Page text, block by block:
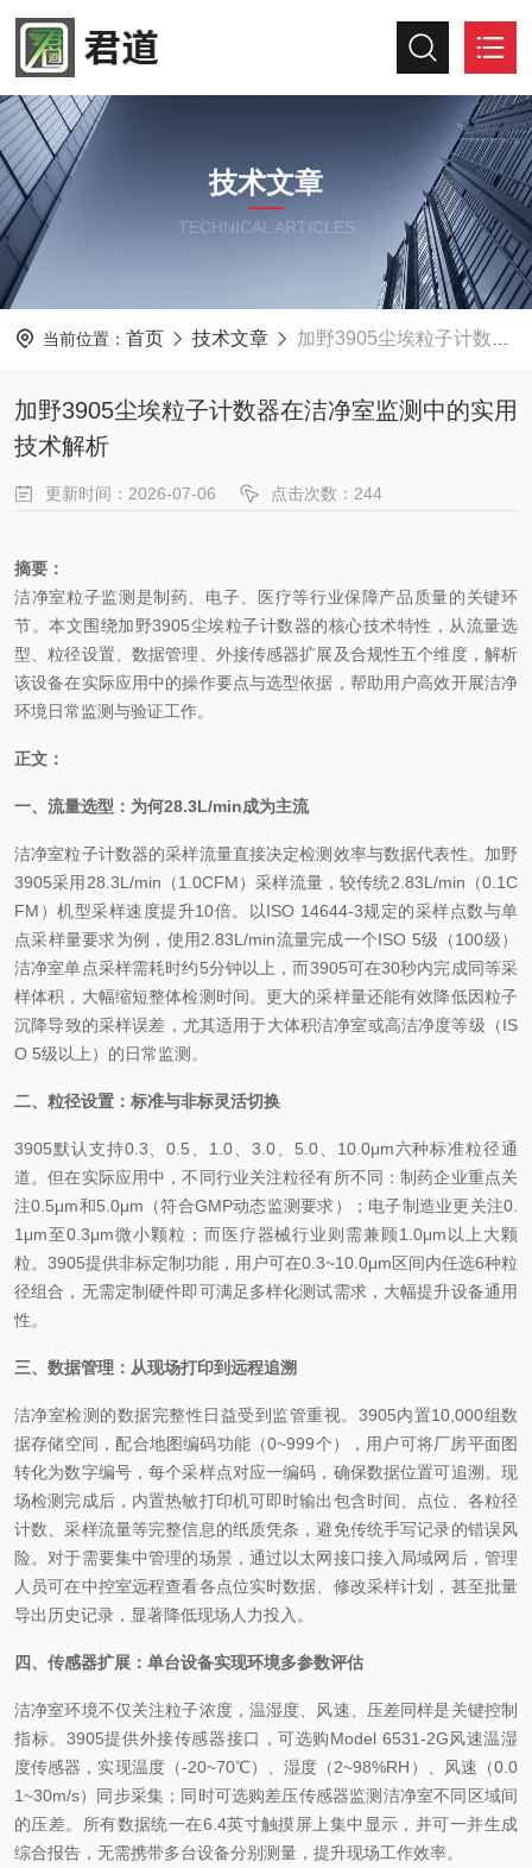
技术文章
TECHNICAL ARTICLES
当前位置： 首页 技术文章 加野3905尘埃粒子计数器在洁净室监测中的实用技术解析
加野3905尘埃粒子计数器在洁净室监测中的实用
技术解析
更新时间：2026-07-06 点击次数：244
摘要：
洁净室粒子监测是制药、电子、医疗等行业保障产品质量的关键环
节。本文围绕加野3905尘埃粒子计数器的核心技术特性，从流量选
型、粒径设置、数据管理、外接传感器扩展及合规性五个维度，解析
该设备在实际应用中的操作要点与选型依据，帮助用户高效开展洁净
环境日常监测与验证工作。
正文：
一、流量选型：为何28.3L/min成为主流
洁净室粒子计数器的采样流量直接决定检测效率与数据代表性。加野
3905采用28.3L/min（1.0CFM）采样流量，较传统2.83L/min（0.1C
FM）机型采样速度提升10倍。以ISO 14644-3规定的采样点数与单
点采样量要求为例，使用2.83L/min流量完成一个ISO 5级（100级）
洁净室单点采样需耗时约5分钟以上，而3905可在30秒内完成同等采
样体积，大幅缩短整体检测时间。更大的采样量还能有效降低因粒子
沉降导致的采样误差，尤其适用于大体积洁净室或高洁净度等级（IS
O 5级以上）的日常监测。
二、粒径设置：标准与非标灵活切换
3905默认支持0.3、0.5、1.0、3.0、5.0、10.0μm六种标准粒径通
道。但在实际应用中，不同行业关注粒径有所不同：制药企业重点关
注0.5μm和5.0μm（符合GMP动态监测要求）；电子制造业更关注0.
1μm至0.3μm微小颗粒；而医疗器械行业则需兼顾1.0μm以上大颗
粒。3905提供非标定制功能，用户可在0.3~10.0μm区间内任选6种粒
径组合，无需定制硬件即可满足多样化测试需求，大幅提升设备通用
性。
三、数据管理：从现场打印到远程追溯
洁净室检测的数据完整性日益受到监管重视。3905内置10,000组数
据存储空间，配合地图编码功能（0~999个），用户可将厂房平面图
转化为数字编号，每个采样点对应一编码，确保数据位置可追溯。现
场检测完成后，内置热敏打印机可即时输出包含时间、点位、各粒径
计数、采样流量等完整信息的纸质凭条，避免传统手写记录的错误风
险。对于需要集中管理的场景，通过以太网接口接入局域网后，管理
人员可在中控室远程查看各点位实时数据、修改采样计划，甚至批量
导出历史记录，显著降低现场人力投入。
四、传感器扩展：单台设备实现环境多参数评估
洁净室环境不仅关注粒子浓度，温湿度、风速、压差同样是关键控制
指标。3905提供外接传感器接口，可选购Model 6531-2G风速温湿
度传感器，实现温度（-20~70℃）、湿度（2~98%RH）、风速（0.0
1~30m/s）同步采集；同时可选购差压传感器监测洁净室不同区域间
的压差。所有数据统一在6.4英寸触摸屏上集中显示，并可一并生成
综合报告，无需携带多台设备分别测量，提升现场工作效率。